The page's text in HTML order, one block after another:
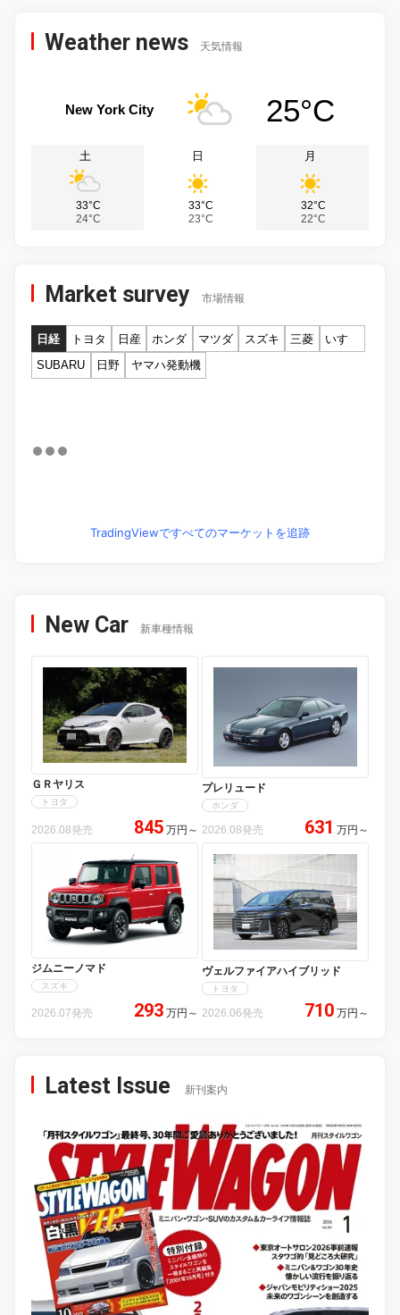
Weather news 天気情報
New York City 25°C
土
33°C
24°C
日
33°C
23°C
月
32°C
22°C
Market survey 市場情報
日経 トヨタ 日産 ホンダ マツダ スズキ 三菱
いすゞ
SUBARU
日野 ヤマハ発動機
TradingViewですべてのマーケットを追跡
New Car 新車種情報
ＧＲヤリス
トヨタ
2026.08発売 845 万円 ～
プレリュード
ホンダ
2026.08発売 631 万円 ～
ジムニーノマド
スズキ
2026.07発売 293 万円 ～
ヴェルファイアハイブリッド
トヨタ
2026.06発売 710 万円 ～
Latest Issue 新刊案内